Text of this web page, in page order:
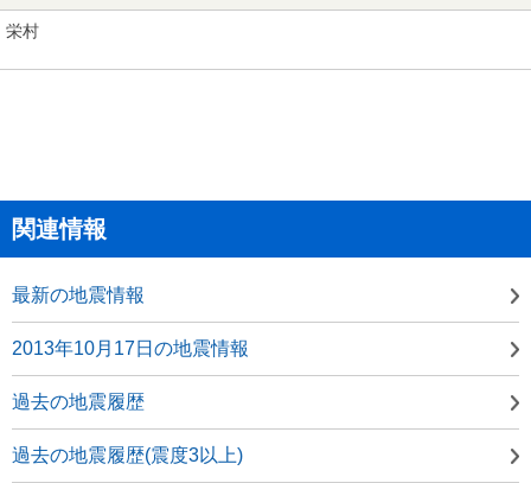
栄村
関連情報
最新の地震情報
2013年10月17日の地震情報
過去の地震履歴
過去の地震履歴(震度3以上)